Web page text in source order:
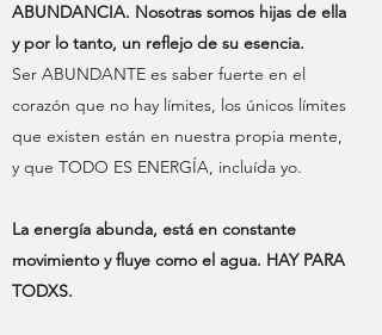
ABUNDANCIA. Nosotras somos hijas de ella
y por lo tanto, un reflejo de su esencia.
Ser ABUNDANTE es saber fuerte en el
corazón que no hay límites, los únicos límites
que existen están en nuestra propia mente,
y que TODO ES ENERGÍA, incluída yo.
La energía abunda, está en constante
movimiento y fluye como el agua. HAY PARA
TODXS.